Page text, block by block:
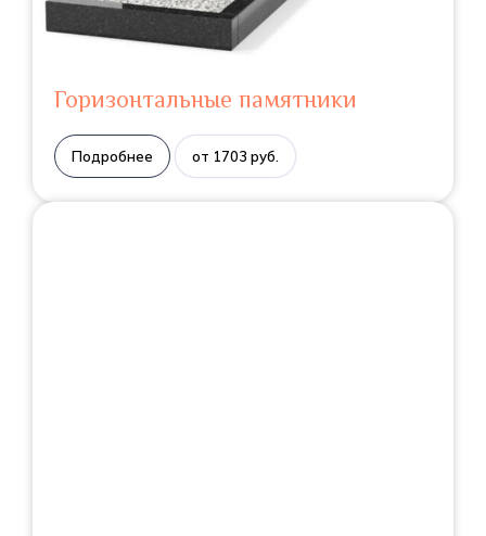
Горизонтальные памятники
Подробнее от 1703 руб.